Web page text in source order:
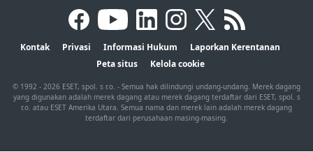
Kontak Privasi Informasi Hukum
Laporkan Kerentanan
Peta situs
Kelola cookie
© 1992 - 2026 ESET, spol. s r.o. - Semua hak dilindungi undang-undang. Merek dagang
yang digunakan adalah merek dagang atau merek dagang terdaftar dari ESET, spol. s
r.o. atau ESET Amerika Utara. Semua nama dan merek lain adalah merek dagang
terdaftar dari perusahaan masing-masing.